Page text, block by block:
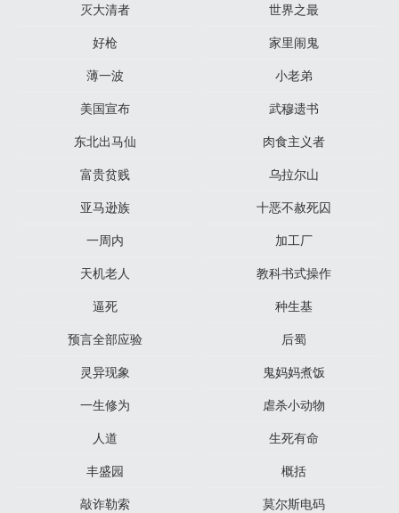
灭大清者
世界之最
好枪
家里闹鬼
薄一波
小老弟
美国宣布
武穆遗书
东北出马仙​
肉食主义者
富贵贫贱
乌拉尔山
亚马逊族
十恶不赦死囚
一周内
加工厂
天机老人
教科书式操作
逼死
种生基
预言全部应验
后蜀
灵异现象
鬼妈妈煮饭
一生修为
虐杀小动物
人道
生死有命
丰盛园
概括
敲诈勒索
莫尔斯电码